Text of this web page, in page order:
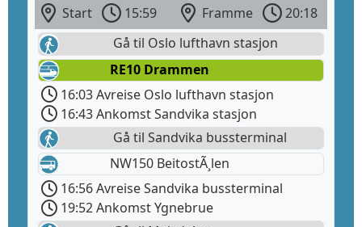
Start 15:59 Framme
20:18
Gå til Oslo lufthavn stasjon
RE10 Drammen
16:03 Avreise Oslo lufthavn stasjon
16:43 Ankomst Sandvika stasjon
Gå til Sandvika bussterminal
NW150 BeitostÃ¸len
16:56 Avreise Sandvika bussterminal
19:52 Ankomst Ygnebrue